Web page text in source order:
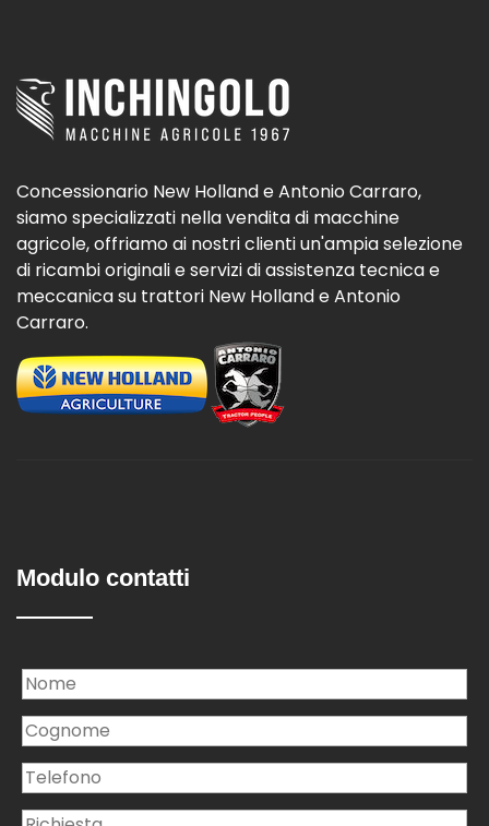
Concessionario New Holland e Antonio Carraro,
siamo specializzati nella vendita di macchine
agricole, offriamo ai nostri clienti un'ampia selezione
di ricambi originali e servizi di assistenza tecnica e
meccanica su trattori New Holland e Antonio
Carraro.
Modulo contatti